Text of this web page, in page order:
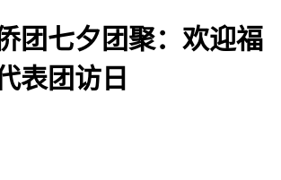
团七夕团聚：欢迎福
表团访日